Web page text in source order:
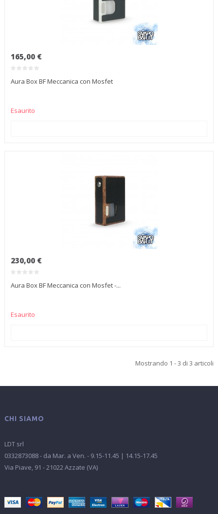
165,00 €
Aura Box BF Meccanica con Mosfet
Esaurito
230,00 €
Aura Box BF Meccanica con Mosfet -...
Esaurito
Mostrando 1 - 3 di 3 articoli
CHI SIAMO
LDT srl
0332873088 - da Mar. a Ven. - 9.15-11.45 | 14.15-17.45
Via Piave, 91 - 21022 Azzate (VA)